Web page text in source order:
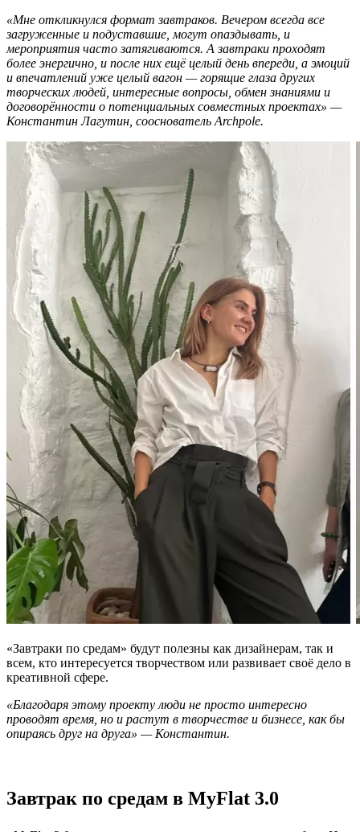
«Мне откликнулся формат завтраков. Вечером всегда все
загруженные и подуставшие, могут опаздывать, и
мероприятия часто затягиваются. А завтраки проходят
более энергично, и после них ещё целый день впереди, а эмоций
и впечатлений уже целый вагон — горящие глаза других
творческих людей, интересные вопросы, обмен знаниями и
договорённости о потенциальных совместных проектах» —
Константин Лагутин, сооснователь Archpole.
«Завтраки по средам» будут полезны как дизайнерам, так и
всем, кто интересуется творчеством или развивает своё дело в
креативной сфере.
«Благодаря этому проекту люди не просто интересно
проводят время, но и растут в творчестве и бизнесе, как бы
опираясь друг на друга» — Константин.
Завтрак по средам в MyFlat 3.0